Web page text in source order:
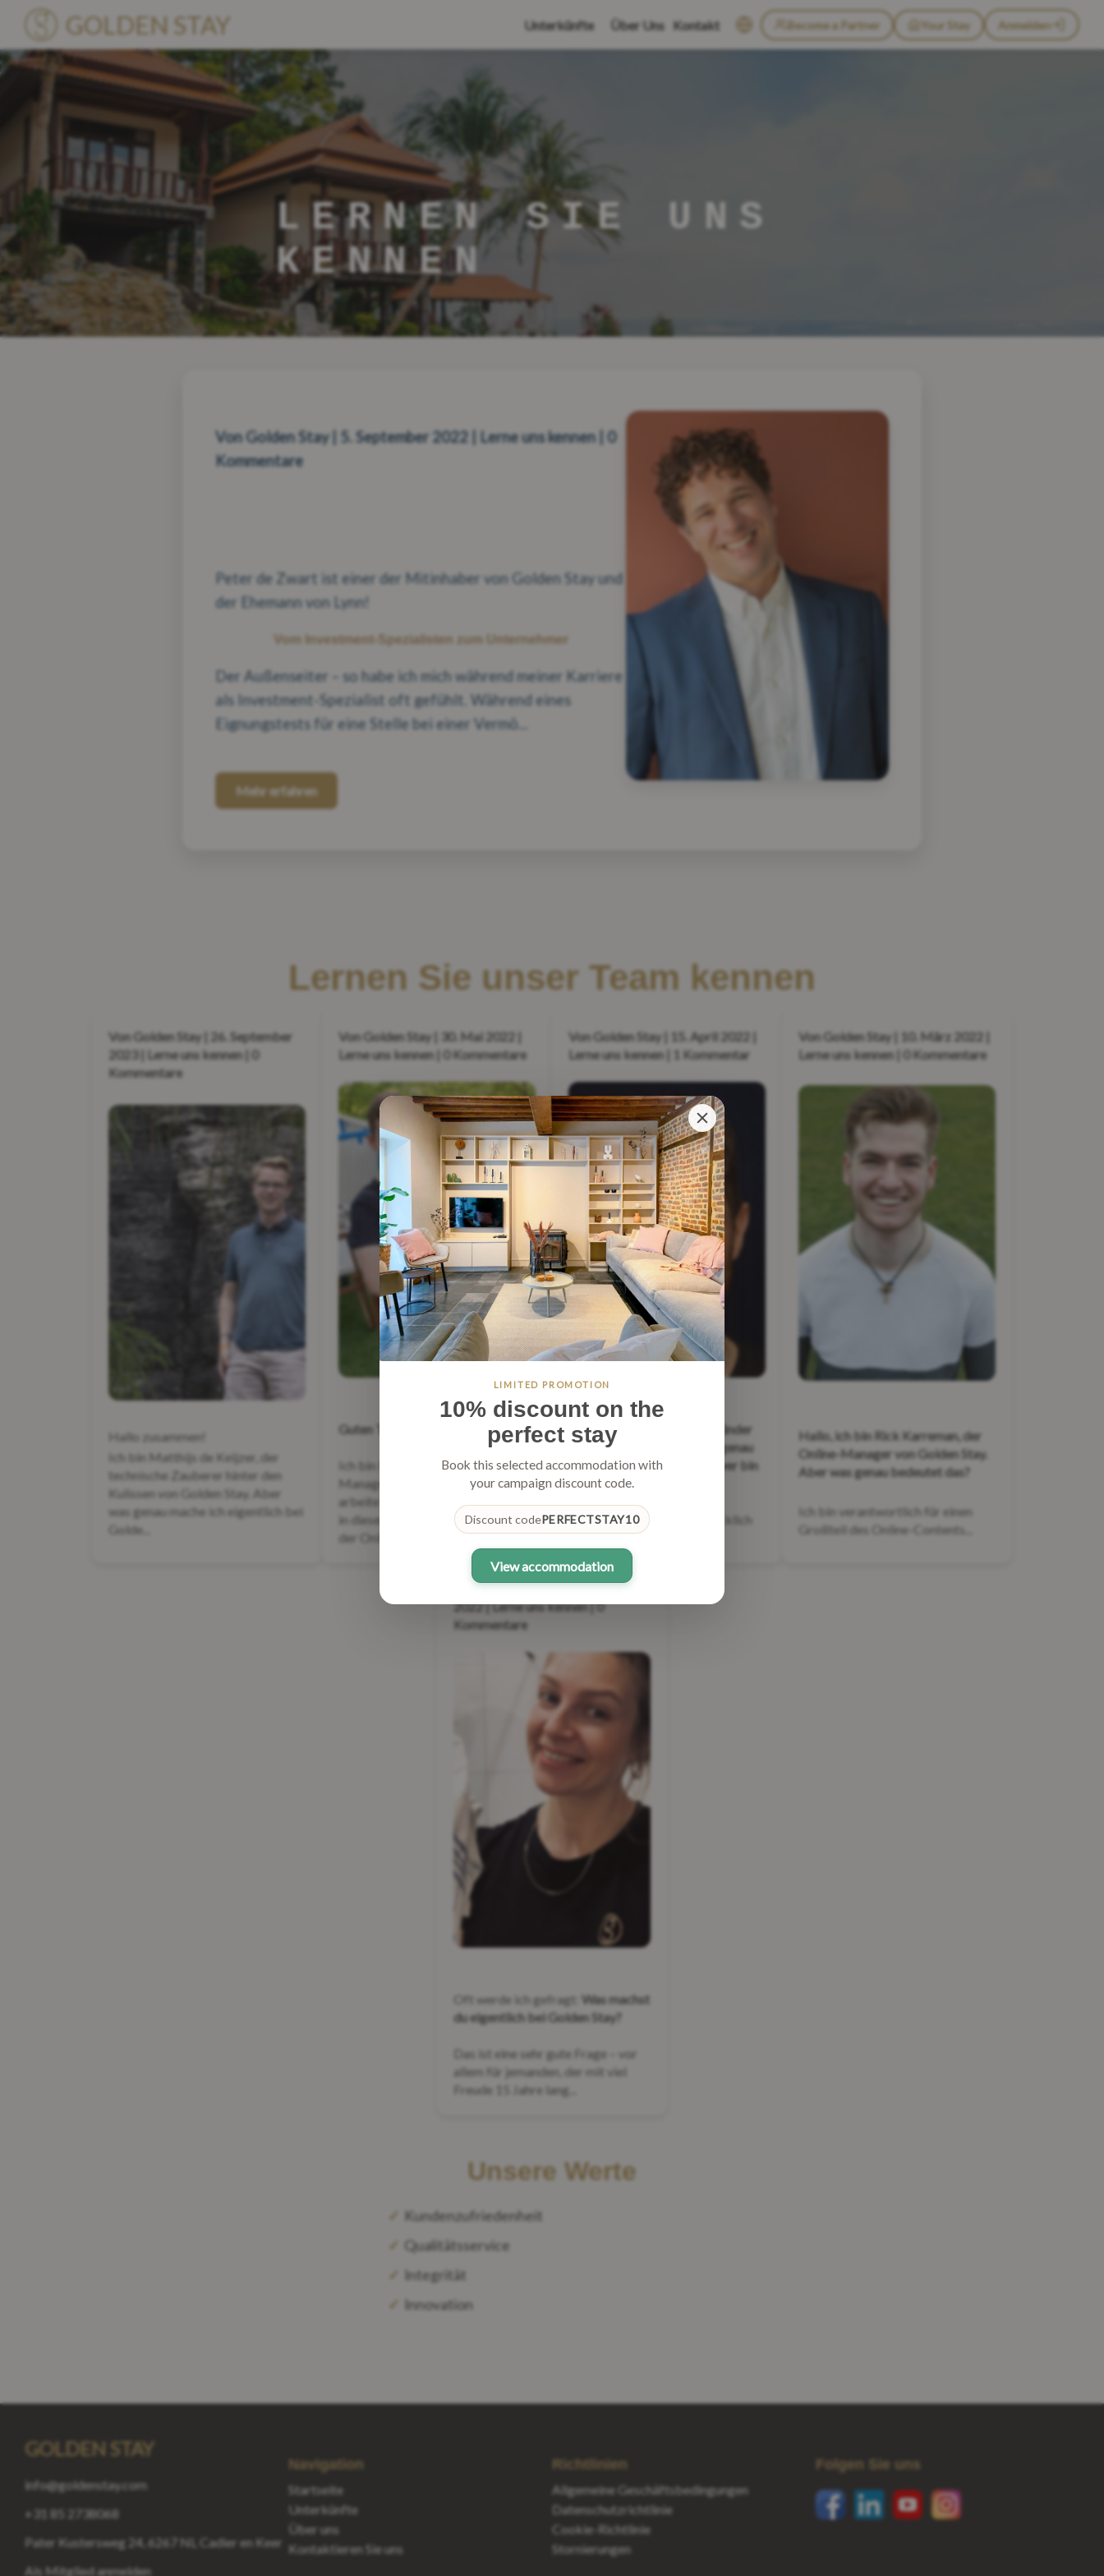
GOLDEN STAY Unterkünfte Über Uns Kontakt Become a Partner Your Stay Anmelden
Unterkünfte
Villen
Standorte
Über Uns
Blog
Become a Partner
LERNEN SIE UNS
KENNEN
Von Golden Stay | 5. September 2022 | Lerne uns kennen | 0
Kommentare
Peter de Zwart ist einer der Mitinhaber von Golden Stay und
der Ehemann von Lynn!
Vom Investment-Spezialisten zum Unternehmer
Der Außenseiter – so habe ich mich während meiner Karriere
als Investment-Spezialist oft gefühlt. Während eines
Eignungstests für eine Stelle bei einer Vermö...
Mehr erfahren
Lernen Sie unser Team kennen
Von Golden Stay | 26. September
2023 | Lerne uns kennen | 0
Kommentare
Hallo zusammen!
Ich bin Matthijs de Keijzer, der
technische Zauberer hinter den
Kulissen von Golden Stay. Aber
was genau mache ich eigentlich bei
Golde...
Von Golden Stay | 30. Mai 2022 |
Lerne uns kennen | 0 Kommentare
Guten Tag!
Ich bin Mattias, Plattform-
Manager bei Golden Stay. Ich
arbeite hier seit Dezember und war
in dieser Zeit für einen großen Teil
der Online-Plattfo...
Von Golden Stay | 15. April 2022 |
Lerne uns kennen | 1 Kommentar
Hallo, ich bin Tim, Mitbegründer
von Golden Stay. Aber was genau
mache ich eigentlich? Und wer bin
ich noch?
Zunächst einmal bin ich glücklich
mit Febe verh...
Von Golden Stay | 10. März 2022 |
Lerne uns kennen | 0 Kommentare
Hallo, ich bin Rick Karreman, der
Online-Manager von Golden Stay.
Aber was genau bedeutet das?
Ich bin verantwortlich für einen
Großteil des Online-Contents...
Von Golden Stay | 17. Februar
2022 | Lerne uns kennen | 0
Kommentare
Oft werde ich gefragt: Was machst
du eigentlich bei Golden Stay?
Das ist eine sehr gute Frage – vor
allem für jemanden, der mit viel
Freude 15 Jahre lang...
Unsere Werte
Kundenzufriedenheit
Qualitätsservice
Integrität
Innovation
GOLDEN STAY
info@goldenstay.com
+31 85 2738068
Pater Kustersweg 24, 6267 NL Cadier en Keer
Als Mitglied anmelden
Navigation
Startseite
Unterkünfte
Über uns
Kontaktieren Sie uns
Richtlinien
Allgemeine Geschäftsbedingungen
Datenschutzrichtlinie
Cookie-Richtlinie
Stornierungen
Folgen Sie uns
LIMITED PROMOTION
10% discount on the
perfect stay
Book this selected accommodation with
your campaign discount code.
Discount codePERFECTSTAY10
View accommodation